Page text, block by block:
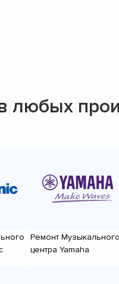
любых
Ремонт Музыкального
центра Yamaha